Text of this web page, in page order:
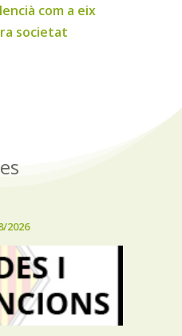
com a eix
societat
2026